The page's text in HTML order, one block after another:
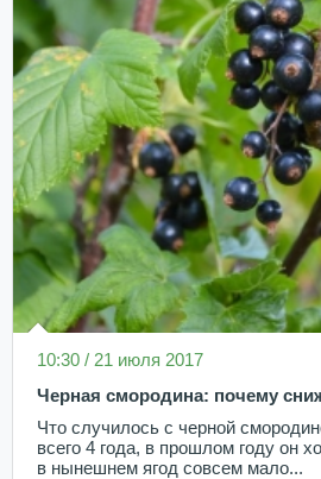
10:30 / 21 июля 2017
Черная смородина: почему
Что случилось с черной
всего 4 года, в прошлом году он
в нынешнем ягод совсем мало...